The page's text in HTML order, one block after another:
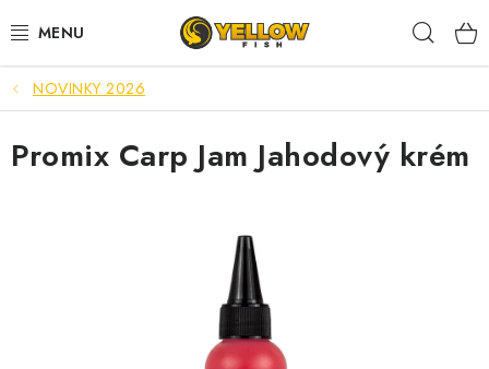
na
NOVINKY 2026
LETNÉ ZĽAVY
NOVINKY 2026
Promix Carp Jam Jahodový krém